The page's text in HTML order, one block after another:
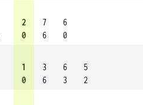
2
0
7
6
6
0
1
0
3
6
6
3
5
2